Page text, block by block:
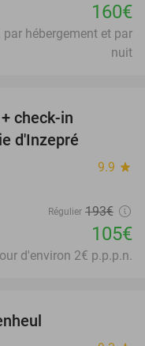
160€
hébergement et par
nuit
check-in
d'Inzepré
9.9 star
Régulier 193€
105€
d'environ 2€ p.p.p.n.